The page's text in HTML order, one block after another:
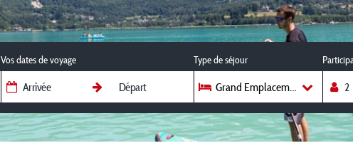
Vos dates de voyage Type de séjour
Grand Emplacement 100-